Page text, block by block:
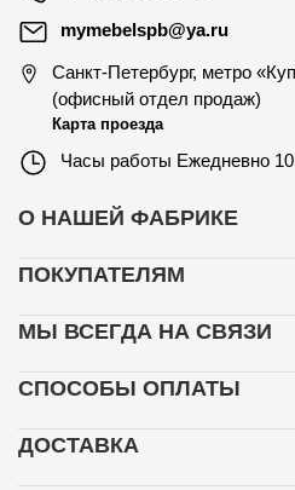
mymebelspb@ya.ru
Санкт-Петербург, метро
(офисный отдел продаж)
Карта проезда
Часы работы Ежедневно
О НАШЕЙ ФАБРИКЕ
ПОКУПАТЕЛЯМ
МЫ ВСЕГДА НА СВЯЗИ
СПОСОБЫ ОПЛАТЫ
ДОСТАВКА